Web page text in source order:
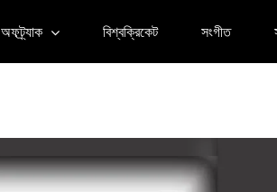
অফট্র্যাক বিশ্বক্রিকেট সংগীত